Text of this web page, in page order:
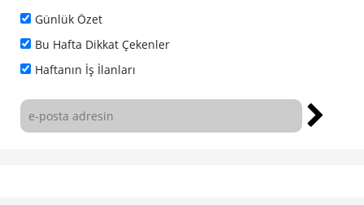
Günlük Özet
Bu Hafta Dikkat Çekenler
Haftanın İş İlanları